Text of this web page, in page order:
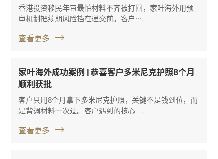
香港投资移民年审最怕材料不齐被打回，家叶海外用预
审机制把续期风险挡在递交前。客户···…
查看更多
家叶海外成功案例 | 恭喜客户多米尼克护照8个月
顺利获批
客户只用8个月拿下多米尼克护照，关键不是钱到位，而
是背调材料一次过。客户遇到的核心···…
查看更多